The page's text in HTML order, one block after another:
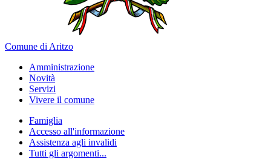
Comune di Aritzo
Amministrazione
Novità
Servizi
Vivere il comune
Famiglia
Accesso all'informazione
Assistenza agli invalidi
Tutti gli argomenti...